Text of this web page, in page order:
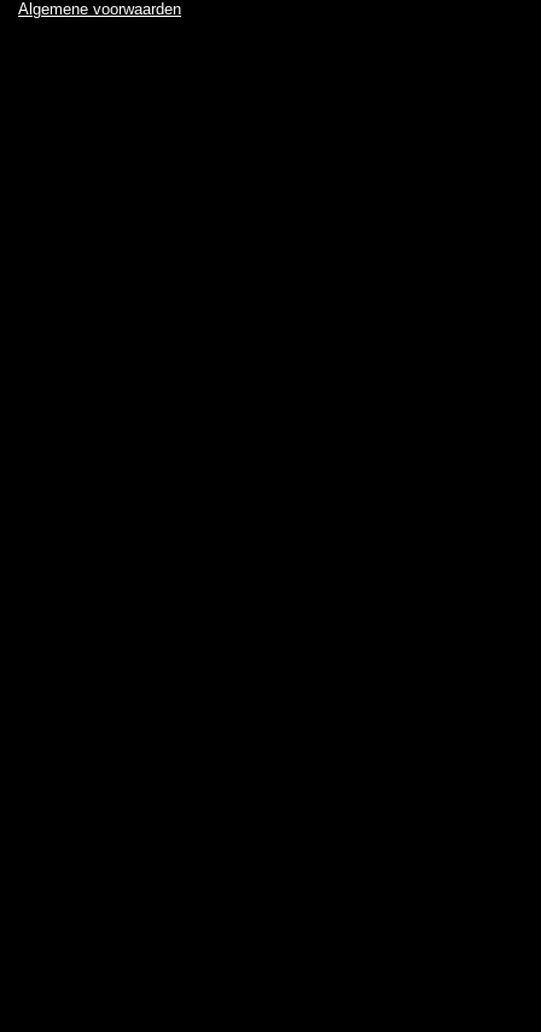
Algemene voorwaarden